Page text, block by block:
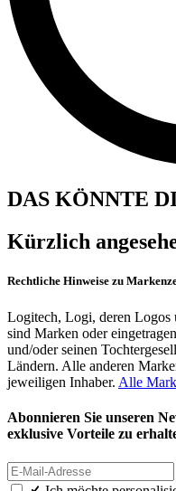
DAS KÖNNTE
Kürzlich
Rechtliche Hinweise zu
Logitech, Logi, deren Logos
sind Marken oder
und/oder seinen
Ländern. Alle anderen
jeweiligen Inhaber. Alle
Abonnieren Sie unseren
exklusive Vorteile zu